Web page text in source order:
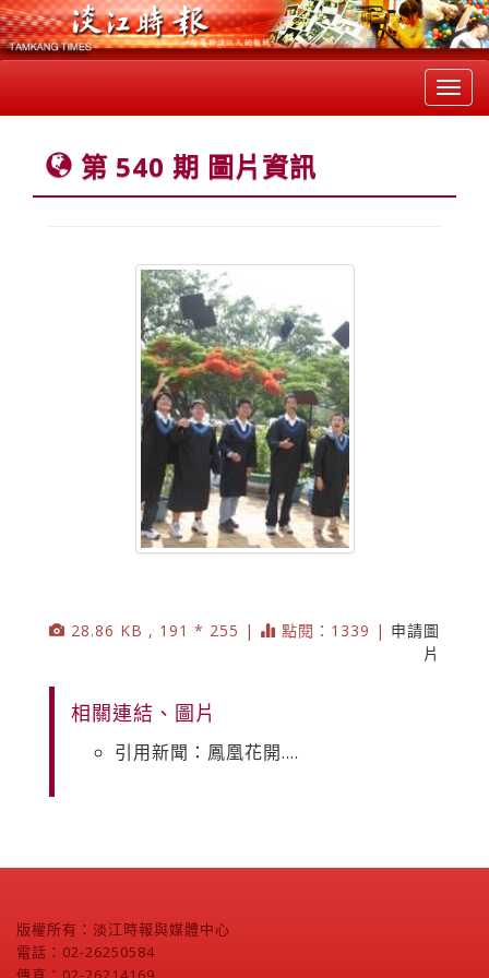
第 540 期 圖片資訊
28.86 KB , 191 * 255 | 點閱：1339 | 申請圖
片
相關連結、圖片
引用新聞：鳳凰花開....
版權所有：淡江時報與媒體中心
電話：02-26250584